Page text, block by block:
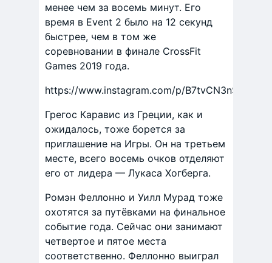
менее чем за восемь минут. Его
время в Event 2 было на 12 секунд
быстрее, чем в том же
соревновании в финале CrossFit
Games 2019 года.
https://www.instagram.com/p/B7tvCN3nS7P/
Грегос Каравис из Греции, как и
ожидалось, тоже борется за
приглашение на Игры. Он на третьем
месте, всего восемь очков отделяют
его от лидера — Лукаса Хогберга.
Ромэн Феллонно и Уилл Мурад тоже
охотятся за путёвками на финальное
событие года. Сейчас они занимают
четвертое и пятое места
соответственно. Феллонно выиграл